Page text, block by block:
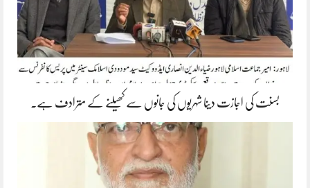
بسنت کی اجازت دینا شہریوں کی جانوں سے کھیلنے کے مترادف ہے۔